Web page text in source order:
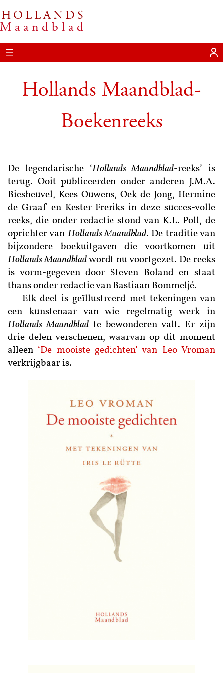
Ga
naar
de
inhoud
HOLLANDS
Maandblad
Hollands Maandblad-
Boekenreeks
De legendarische ‘Hollands Maandblad-reeks’ is
terug. Ooit publiceerden onder anderen J.M.A.
Biesheuvel, Kees Ouwens, Oek de Jong, Hermine
de Graaf en Kester Freriks in deze succes-volle
reeks, die onder redactie stond van K.L. Poll, de
oprichter van Hollands Maandblad. De traditie van
bijzondere boekuitgaven die voortkomen uit
Hollands Maandblad wordt nu voortgezet. De reeks
is vorm-gegeven door Steven Boland en staat
thans onder redactie van Bastiaan Bommeljé.
Elk deel is geïllustreerd met tekeningen van
een kunstenaar van wie regelmatig werk in
Hollands Maandblad te bewonderen valt. Er zijn
drie delen verschenen, waarvan op dit moment
alleen ‘De mooiste gedichten’ van Leo Vroman
verkrijgbaar is.